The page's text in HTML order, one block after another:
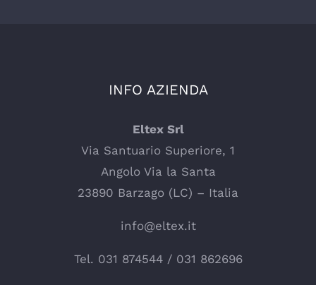
INFO AZIENDA
Eltex Srl
Via Santuario Superiore, 1
Angolo Via la Santa
23890 Barzago (LC) – Italia
info@eltex.it
Tel. 031 874544/ 031 862696